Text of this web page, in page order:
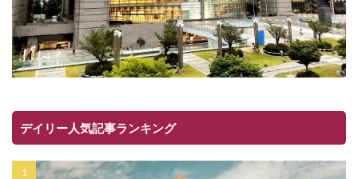
デイリー人気記事ランキング